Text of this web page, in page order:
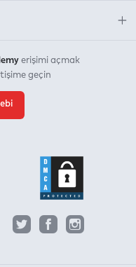
erişimi açmak
geçin